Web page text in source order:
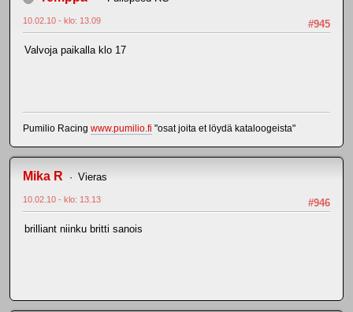
#945
10.02.10 - klo: 13.09
Valvoja paikalla klo 17
Pumilio Racing www.pumilio.fi "osat joita et löydä kataloogeista"
Mika R Vieras
#946
10.02.10 - klo: 13.13
brilliant niinku britti sanois